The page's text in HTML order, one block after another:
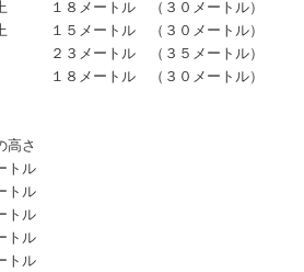
１８メートル （３０メートル）
１５メートル （３０メートル）
メートル （３５メートル）
メートル （３０メートル）
高さ
ル
ル
ル
ル
ル